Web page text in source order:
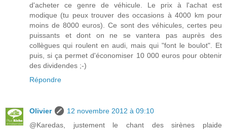
d'acheter ce genre de véhicule. Le prix à l'achat est
modique (tu peux trouver des occasions à 4000 km pour
moins de 8000 euros). Ce sont des véhicules, certes peu
puissants et dont on ne se vantera pas auprès des
collègues qui roulent en audi, mais qui "font le boulot". Et
puis, si ça permet d'économiser 10 000 euros pour obtenir
des dividendes ;-)
Répondre
Olivier
12 novembre 2012 à 09:10
@Karedas, justement le chant des sirènes plaide